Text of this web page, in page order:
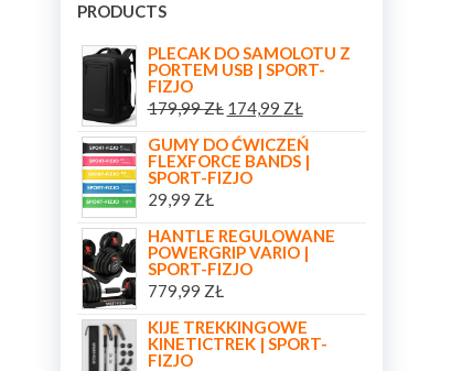
PRODUCTS
PLECAK DO SAMOLOTU Z
PORTEM USB | SPORT-
FIZJO
179,99ZŁ 174,99 ZŁ
GUMY DO ĆWICZEŃ
FLEXFORCE BANDS |
SPORT-FIZJO
29,99 ZŁ
HANTLE REGULOWANE
POWERGRIP VARIO |
SPORT-FIZJO
779,99 ZŁ
KIJE TREKKINGOWE
KINETICTREK | SPORT-
FIZJO